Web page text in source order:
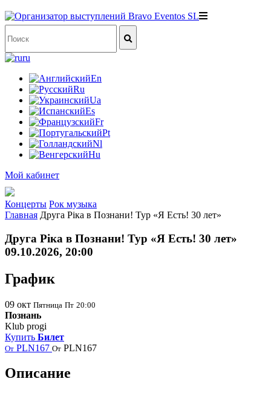
ru
En
Ru
Ua
Es
Fr
Pt
Nl
Hu
Мой кабинет
Концерты Рок музыка
Главная Друга Ріка в Познани! Тур «Я Есть! 30 лет»
Друга Ріка в Познани! Тур «Я Есть! 30 лет»
09.10.2026, 20:00
График
09 окт Пятница Пт 20:00
Познань
Klub progi
Купить Билет
От PLN167 От PLN167
Описание